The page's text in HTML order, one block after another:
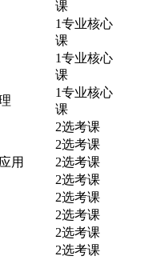
课
1专业核心
课
1专业核心
课
1专业核心
课
2选考课
2选考课
用
2选考课
2选考课
2选考课
2选考课
2选考课
2选考课